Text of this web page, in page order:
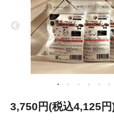
3,750円(税込4,125円